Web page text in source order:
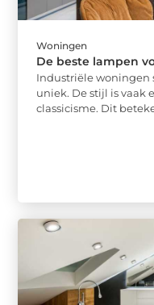
Woningen
De beste lampen
Industriële woningen
uniek. De stijl is vaak
classicisme. Dit